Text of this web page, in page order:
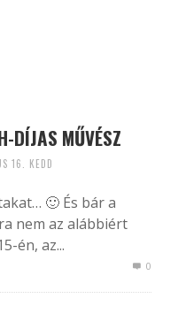
DÍJAS MŰVÉSZ
16. KEDD
🙂 És bár a
nem az alábbiért
én, az...
0